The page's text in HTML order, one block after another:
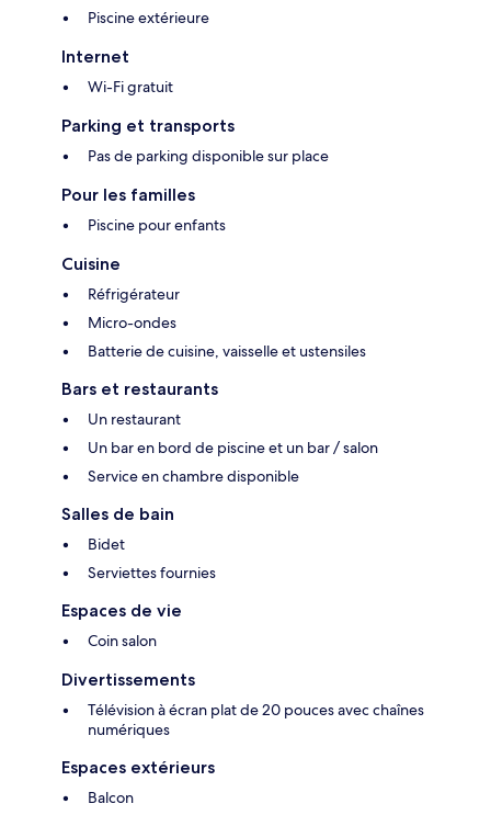
Piscine extérieure
Internet
Wi-Fi gratuit
Parking et transports
Pas de parking disponible sur place
Pour les familles
Piscine pour enfants
Cuisine
Réfrigérateur
Micro-ondes
Batterie de cuisine, vaisselle et ustensiles
Bars et restaurants
Un restaurant
Un bar en bord de piscine et un bar / salon
Service en chambre disponible
Salles de bain
Bidet
Serviettes fournies
Espaces de vie
Coin salon
Divertissements
Télévision à écran plat de 20 pouces avec chaînes
numériques
Espaces extérieurs
Balcon